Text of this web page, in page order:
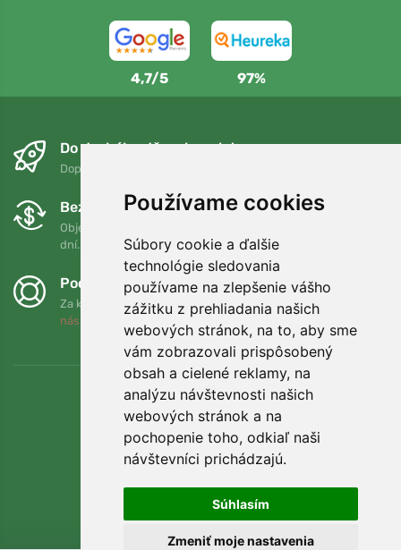
Používame cookies
Súbory cookie a ďalšie
technológie sledovania
používame na zlepšenie vášho
zážitku z prehliadania našich
webových stránok, na to, aby sme
vám zobrazovali prispôsobený
obsah a cielené reklamy, na
analýzu návštevnosti našich
webových stránok a na
pochopenie toho, odkiaľ naši
návštevníci prichádzajú.
Súhlasím
Zmeniť moje nastavenia
4,7/5 97%
Do druhého dňa a bezplatne
Doprava zadarmo pri objednávkach nad 75 EUR
Bezplatná výmena a vrátenie tovaru
Objednávku môžete kedykoľvek vrátiť alebo vymeniť do 90
dní.
Podporujeme Trees.org
Za každú objednávku zasadíme strom! Prečítajte si viac
nás